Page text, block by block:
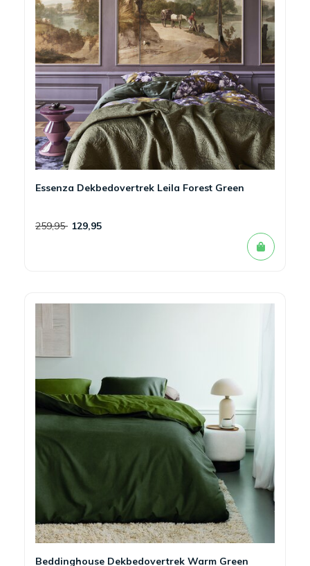
Essenza Dekbedovertrek Leila Forest Green
259,95 129,95
Beddinghouse Dekbedovertrek Warm Green